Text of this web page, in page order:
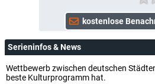
Serieninfos & News
Wettbewerb zwischen deutschen
beste Kulturprogramm hat.